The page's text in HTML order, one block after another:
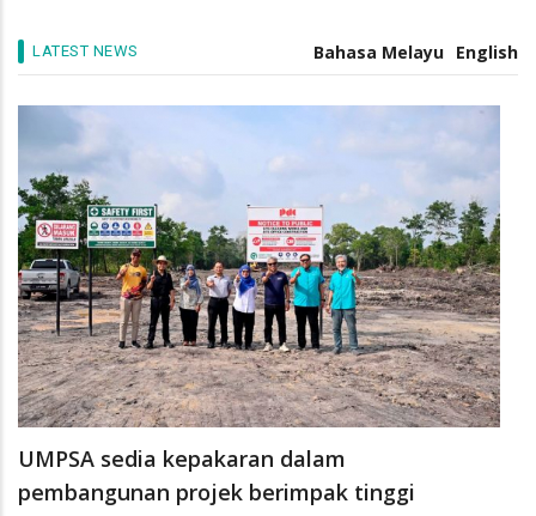
LATEST NEWS Bahasa Melayu English
UMPSA sedia kepakaran dalam
pembangunan projek berimpak tinggi